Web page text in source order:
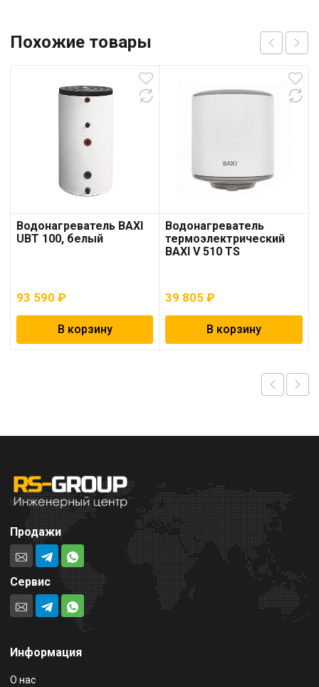
Похожие товары
Водонагреватель BAXI
UBT 100, белый
93 590 ₽
В корзину
Водонагреватель
термоэлектрический
BAXI V 510 TS
39 805₽
В корзину
Продажи
Сервис
Информация
О нас